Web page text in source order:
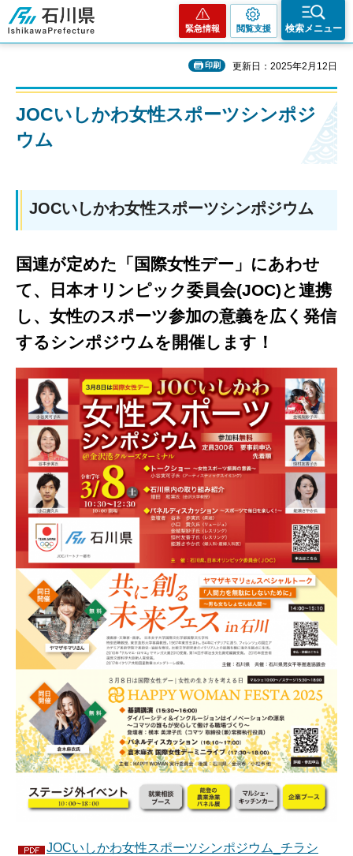
石川県
緊急情報 閲覧支援 検索メニュー
印刷 更新日：2025年2月12日
JOCいしかわ女性スポーツシンポジ
ウム
JOCいしかわ女性スポーツシンポジウム
国連が定めた「国際女性デー」にあわせ
て、日本オリンピック委員会(JOC)と連携
し、女性のスポーツ参加の意義を広く発信
するシンポジウムを開催します！
JOCいしかわ女性スポーツシンポジウム_チラシ